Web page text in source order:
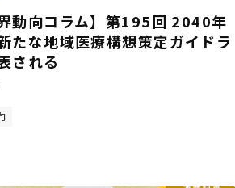
界動向コラム】第195回 2040年
たな地域医療構想策定ガイドラ
される